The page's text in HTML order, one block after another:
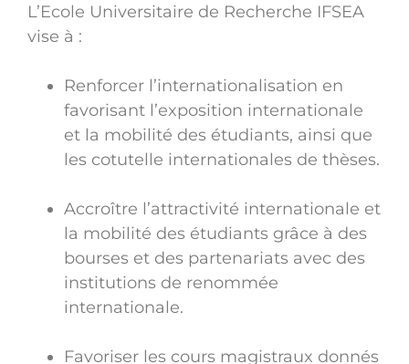
L’Ecole Universitaire de Recherche IFSEA
vise à :
Renforcer l’internationalisation en
favorisant l’exposition internationale
et la mobilité des étudiants, ainsi que
les cotutelle internationales de thèses.
Accroître l’attractivité internationale et
la mobilité des étudiants grâce à des
bourses et des partenariats avec des
institutions de renommée
internationale.
Favoriser les cours magistraux donnés